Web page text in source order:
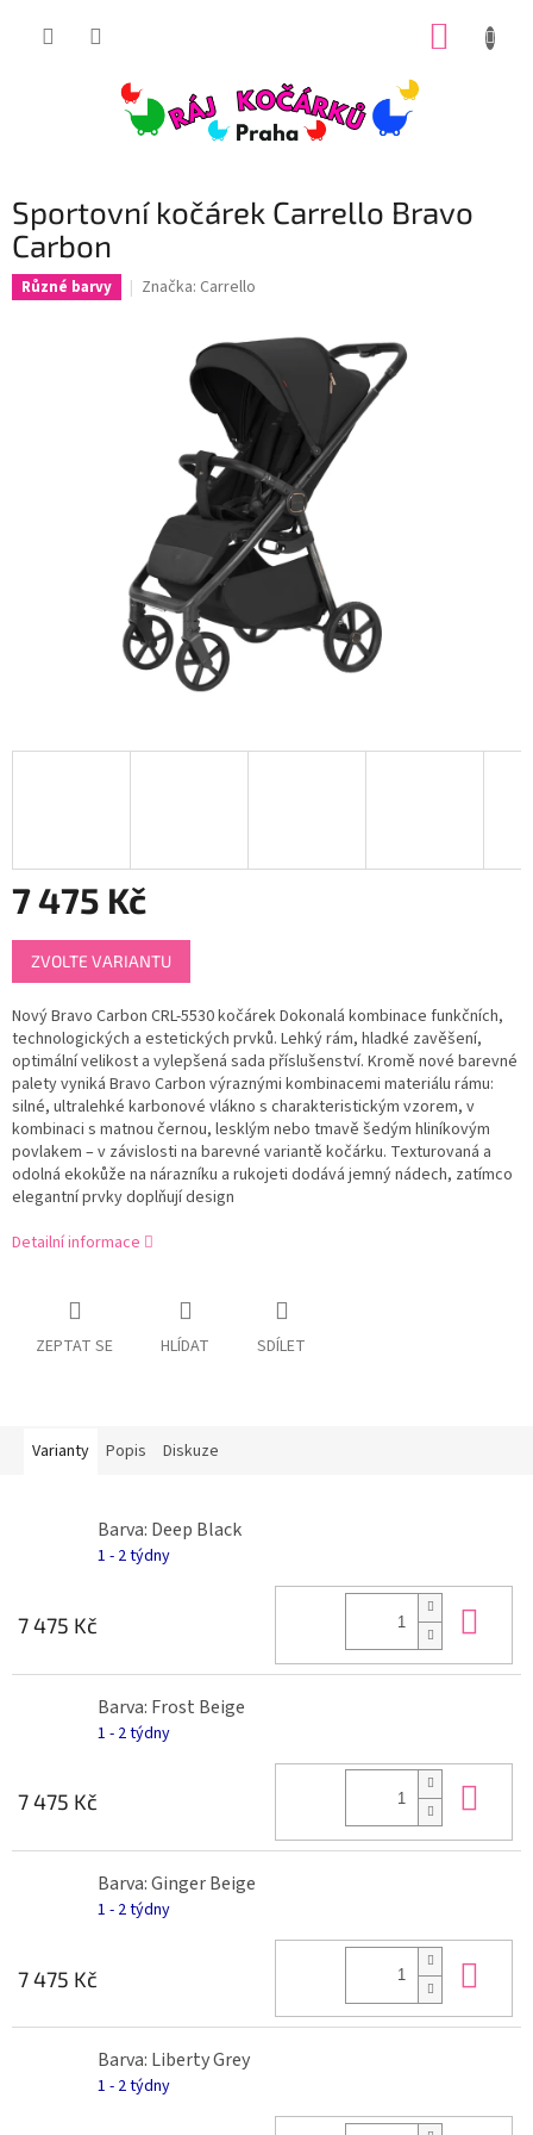
Sportovní kočárek Carrello Bravo
Carbon
Různé barvy Značka: Carrello
7 475 Kč
Měrná
cena:
ZVOLTE VARIANTU
Nový Bravo Carbon CRL-5530 kočárek Dokonalá kombinace funkčních,
technologických a estetických prvků. Lehký rám, hladké zavěšení,
optimální velikost a vylepšená sada příslušenství. Kromě nové barevné
palety vyniká Bravo Carbon výraznými kombinacemi materiálu rámu:
silné, ultralehké karbonové vlákno s charakteristickým vzorem, v
kombinaci s matnou černou, lesklým nebo tmavě šedým hliníkovým
povlakem – v závislosti na barevné variantě kočárku. Texturovaná a
odolná ekokůže na nárazníku a rukojeti dodává jemný nádech, zatímco
elegantní prvky doplňují design
Detailní informace
ZEPTAT SE HLÍDAT SDÍLET
Varianty Popis Diskuze
Barva: Deep Black
1 - 2 týdny
7 475 Kč
Barva: Frost Beige
1 - 2 týdny
7 475 Kč
Barva: Ginger Beige
1 - 2 týdny
7 475 Kč
Barva: Liberty Grey
1 - 2 týdny